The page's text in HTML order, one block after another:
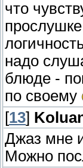
что
надо
блюде -
по своему
[13]
Джаз мне
Можно